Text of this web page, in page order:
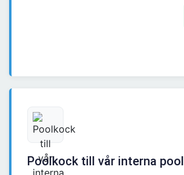
Poolkock till vår interna pool